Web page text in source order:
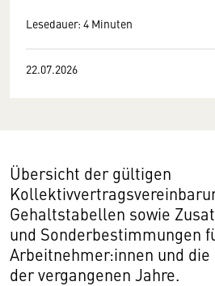
Lesedauer: 4 Minuten
22.07.2026
Übersicht der gültigen
Gehaltstabellen sowie
und Sonderbestimmungen
Arbeitnehmer:innen und
der vergangenen Jahre.